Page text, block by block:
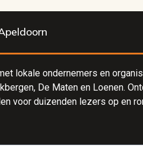
lokale ondernemers en
De Maten en Loenen.
voor duizenden lezers op en